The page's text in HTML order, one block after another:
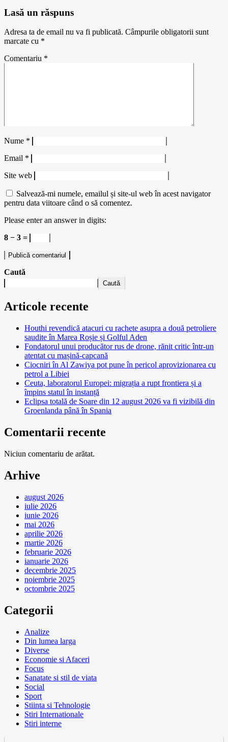
Lasă un răspuns
Adresa ta de email nu va fi publicată. Câmpurile obligatorii sunt
marcate cu *
Comentariu *
Nume *
Email *
Site web
Salvează-mi numele, emailul și site-ul web în acest navigator
pentru data viitoare când o să comentez.
Please enter an answer in digits:
8 − 3 =
Caută
Caută
Articole recente
Houthi revendică atacuri cu rachete asupra a două petroliere
saudite în Marea Roșie și Golful Aden
Fondatorul unui producător rus de drone, rănit critic într-un
atentat cu mașină-capcană
Ciocniri în Al Zawiya pot pune în pericol aprovizionarea cu
petrol a Libiei
Ceuta, laboratorul Europei: migrația a rupt frontiera și a
împins statul în instanță
Eclipsa totală de Soare din 12 august 2026 va fi vizibilă din
Groenlanda până în Spania
Comentarii recente
Niciun comentariu de arătat.
Arhive
august 2026
iulie 2026
iunie 2026
mai 2026
aprilie 2026
martie 2026
februarie 2026
ianuarie 2026
decembrie 2025
noiembrie 2025
octombrie 2025
Categorii
Analize
Din lumea larga
Diverse
Economie si Afaceri
Focus
Sanatate si stil de viata
Social
Sport
Stiinta si Tehnologie
Stiri Internationale
Stiri interne